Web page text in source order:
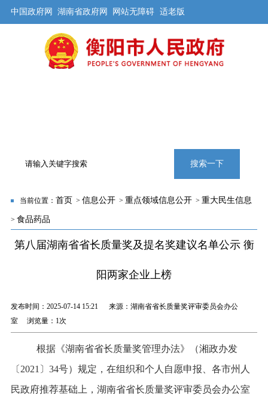
中国政府网 湖南省政府网 网站无障碍 适老版
搜索一下
当前位置： 首页 > 信息公开> 重点领域信息公开> 重大民生信息
> 食品药品
第八届湖南省省长质量奖及提名奖建议名单公示 衡
阳两家企业上榜
发布时间：2025-07-14 15:21 来源：湖南省省长质量奖评审委员会办公
室 浏览量： 1次
根据《湖南省省长质量奖管理办法》（湘政办发
〔2021〕34号）规定，在组织和个人自愿申报、各市州人
民政府推荐基础上，湖南省省长质量奖评审委员会办公室